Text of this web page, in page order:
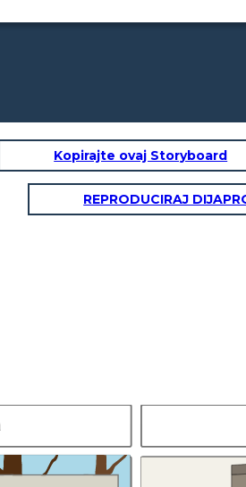
palala ay pinapagawa
Kopirajte ovaj Storyboard
REPRODUCIRAJ